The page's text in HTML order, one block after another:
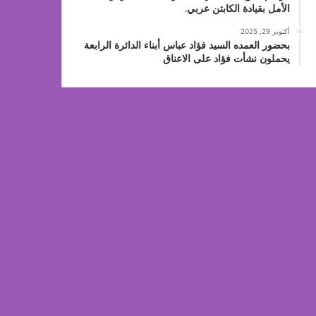
الأمل بقيادة الكابتن عربي.
أكتوبر 29, 2025
بحضور العمده السيد فؤاد عباس أبناء الدائرة الرابعة
يحملون نشأت فؤاد على الاعناق